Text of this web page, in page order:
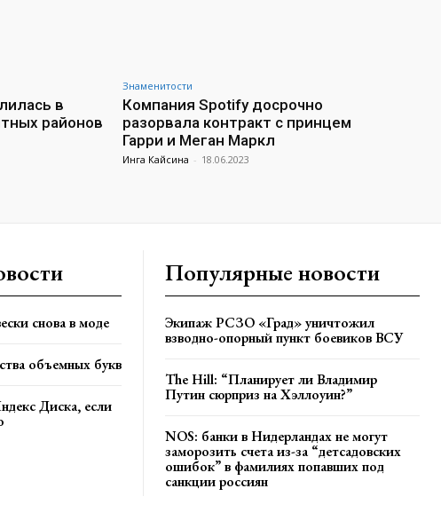
в
районов
Знаменитости
Компания Spotify досрочно
разорвала контракт с принцем
Гарри и Меган Маркл
Инга Кайсина - 18.06.2023
снова в моде
объемных букв
Диска, если
Популярные новости
Экипаж РСЗО «Град» уничтожил
взводно-опорный пункт боевиков ВСУ
The Hill: “Планирует ли Владимир
Путин сюрприз на Хэллоуин?”
NOS: банки в Нидерландах не могут
заморозить счета из-за “детсадовских
ошибок” в фамилиях попавших под
санкции россиян